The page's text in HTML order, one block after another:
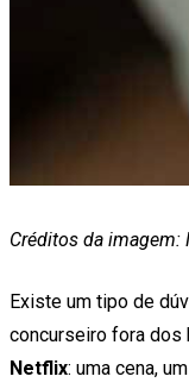
Créditos da imagem:
Existe um tipo de
concurseiro fora dos
Netflix: uma cena,